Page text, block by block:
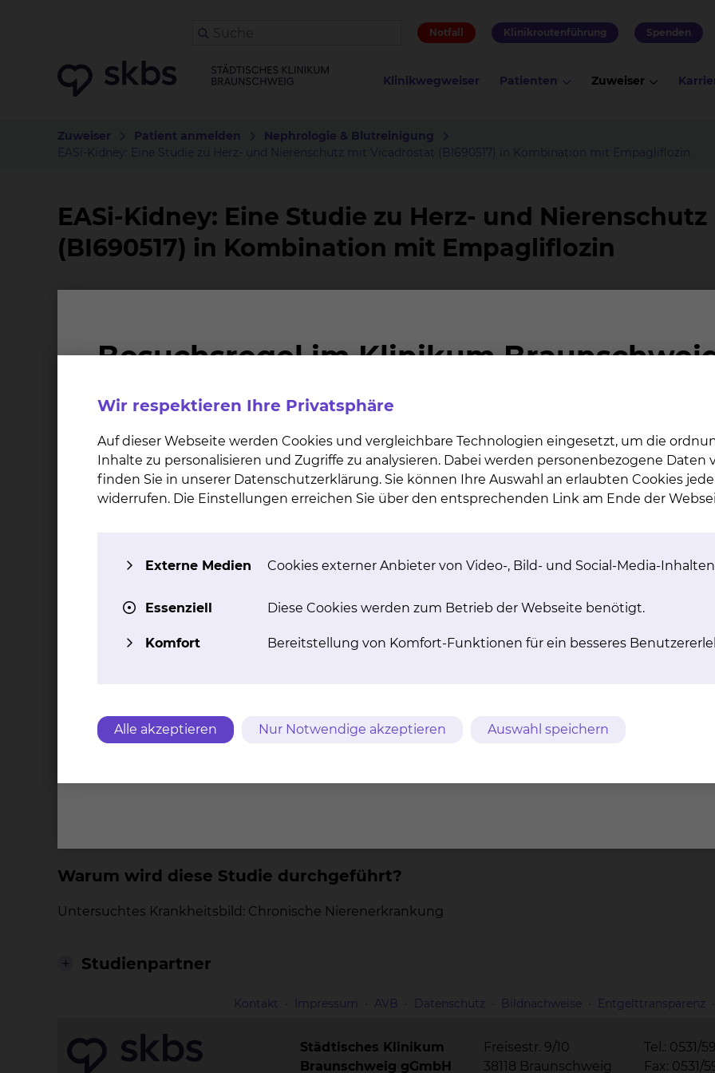
Notfall Klinikroutenführung Spenden
Klinikwegweiser Patienten Zuweiser
Zuweiser Patient anmelden
Nephrologie & Blutreinigung
EASi-Kidney: Eine Studie zu Herz- und Nierenschutz mit Vicadrostat (BI690517) in Kombination mit Empagliflozin
EASi-Kidney: Eine Studie zu Herz- und
(BI690517) in Kombination mit Empagliflozin
Kreislauf-Erkrankungen. Obwohl bestehende Medikamente wie SGLT-2-Inhibitoren bereits Schutz
Nieren- und Herzerkrankungen weiter senken kann. Ziel der weltweiten Studie ist es nachzuweisen, ob
Eignungskriterien:
Die genauen Ein- und Ausschlusskriterien können Sie auf der Website der Studienzentrale des
Wie ist der Status der Studie?
Rekrutierung begonnen
Phase III Studie
Was sind die wichtigsten Merkmale der Studie?
Warum wird diese Studie durchgeführt?
Untersuchtes Krankheitsbild: Chronische Nierenerkrankung
Studienpartner
Kontakt Impressum AVB Datenschutz Bildnachweise Entgelttransparenz
Städtisches Klinikum
Braunschweig gGmbH
Freisestr. 9/10
38118 Braunschweig
Tel.: 0531/
Fax: 0531/
Wir respektieren Ihre Privatsphäre
Auf dieser Webseite werden Cookies und vergleichbare Technologien eingesetzt, um die
Inhalte zu personalisieren und Zugriffe zu analysieren. Dabei werden personenbezogene Daten
finden Sie in unserer Datenschutzerklärung. Sie können Ihre Auswahl an erlaubten Cookies
widerrufen. Die Einstellungen erreichen Sie über den entsprechenden Link am Ende der
Externe Medien Cookies externer Anbieter von Video-, Bild- und Social-Media-
Essenziell Diese Cookies werden zum Betrieb der Webseite benötigt.
Komfort Bereitstellung von Komfort-Funktionen für ein besseres
Alle akzeptieren Nur Notwendige akzeptieren Auswahl speichern